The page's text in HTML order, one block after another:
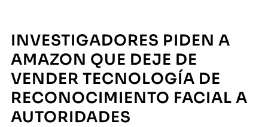
INVESTIGADORES PIDEN A
AMAZON QUE DEJE DE
VENDER TECNOLOGÍA DE
RECONOCIMIENTO FACIAL A
AUTORIDADES